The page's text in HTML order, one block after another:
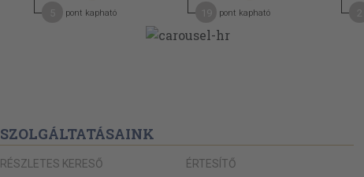
pont kapható pont kapható
SZOLGÁLTATÁSAINK
RÉSZLETES KERESŐ ÉRTESÍTŐ